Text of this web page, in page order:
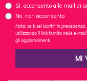
Sì, acconsento alle mail di
No, non acconsento
Nota: se ti sei iscritt* in
utilizzando il link fornito nelle e-
gli aggiornamenti.